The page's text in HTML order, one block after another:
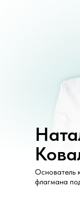
Основатель
флагмана